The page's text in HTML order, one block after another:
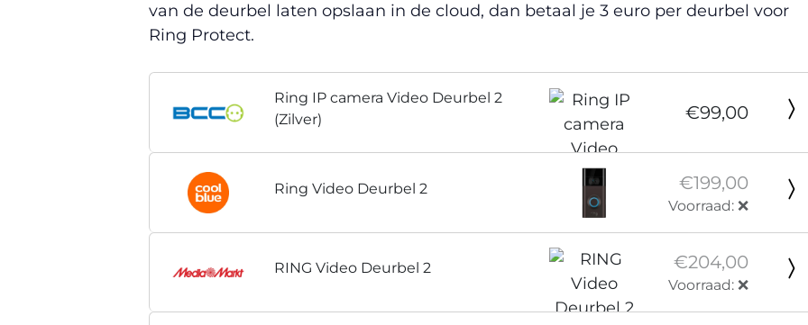
van de deurbel laten opslaan in de cloud, dan betaal je 3 euro per deurbel voor
Ring Protect.
Ring IP camera Video Deurbel 2
(Zilver)
€99,00
Ring Video Deurbel 2 €199,00
Voorraad: ❌
RING Video Deurbel 2 €204,00
Voorraad: ❌